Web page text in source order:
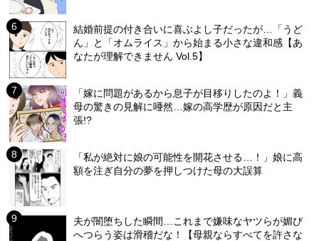
結婚前提の付き合いに喜ぶよし子だったが…「うど
ん」と「オムライス」から始まる小さな違和感【あ
なたが理解できません Vol.5】
「嫁に問題があるから息子が目移りしたのよ！」義
母の驚きの見解に唖然…嫁の高学歴が原因だと主
張!?
「私が絶対に娘の可能性を開花させる…！」娘に高
額を注ぎ自分の夢を押しつけた母の大誤算
夫が闇堕ちした瞬間…これまで嫌味なヤツらが媚び
へつらう姿は滑稽だな！【母親ならすべてを許さな